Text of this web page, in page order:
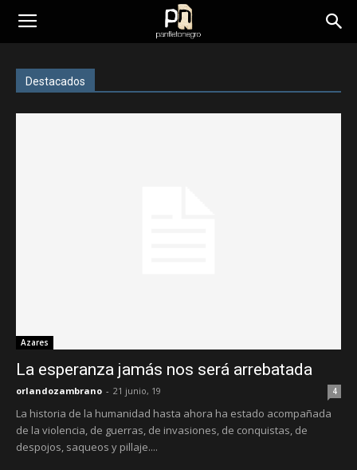
panfletonegro
Destacados
Azares
La esperanza jamás nos será arrebatada
orlandozambrano - 21 junio, 19 4
La historia de la humanidad hasta ahora ha estado acompañada
de la violencia, de guerras, de invasiones, de conquistas, de
despojos, saqueos y pillaje....